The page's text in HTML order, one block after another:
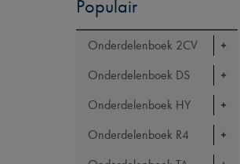
Populair
Onderdelenboek 2CV
Onderdelenboek DS
Onderdelenboek HY
Onderdelenboek R4